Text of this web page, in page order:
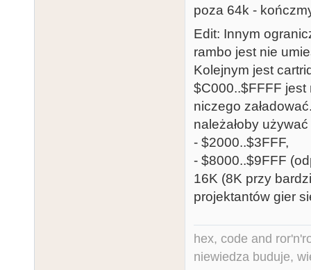
poza 64k -
Edit: Innym
rambo jest nie
Kolejnym jest
$C000..$FFFF jest
niczego
należałoby
- $2000..$3FFF,
- $8000..$9FFF
16K (8K przy
projektantów gier
hex, code and
niewiedza buduje,